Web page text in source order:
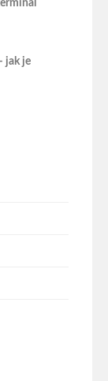
jak je